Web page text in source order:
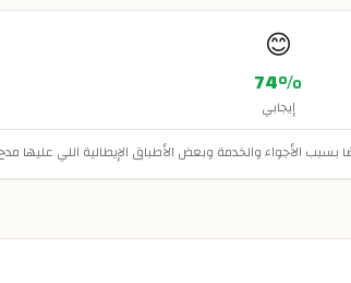
😊
74%
إيجابي
بسبب الأجواء والخدمة وبعض الأطباق الإيطالية اللي